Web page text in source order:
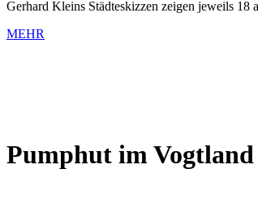
Gerhard Kleins Städteskizzen zeigen jeweils 18
MEHR
Pumphut im Vogtland